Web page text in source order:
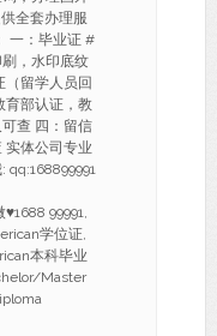
全套办理服
一：毕业证 #
，水印底纹
（留学人员回
育部认证，教
查 四：留信
实体公司专业
qq:168899991
99991,
学位证,
本科毕业
Master